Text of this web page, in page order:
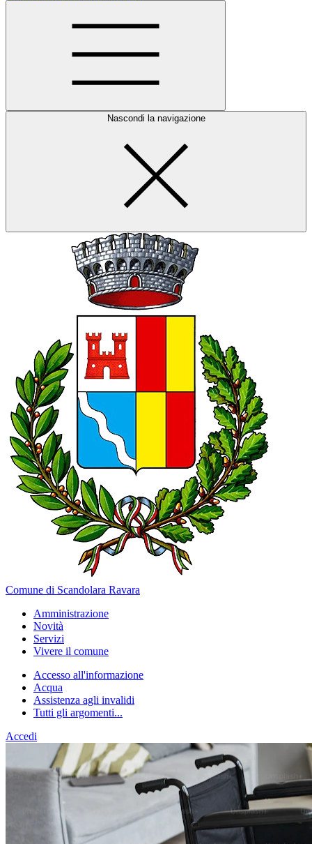
Nascondi la navigazione
Comune di Scandolara Ravara
Amministrazione
Novità
Servizi
Vivere il comune
Accesso all'informazione
Acqua
Assistenza agli invalidi
Tutti gli argomenti...
Accedi